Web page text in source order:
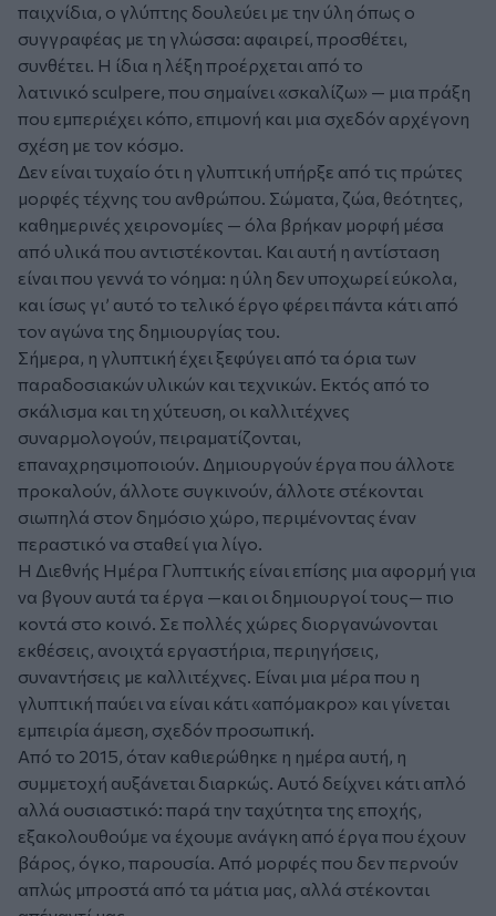
παιχνίδια, ο γλύπτης δουλεύει με την ύλη όπως ο
συγγραφέας με τη γλώσσα: αφαιρεί, προσθέτει,
συνθέτει. Η ίδια η λέξη προέρχεται από το
λατινικό sculpere, που σημαίνει «σκαλίζω» — μια πράξη
που εμπεριέχει κόπο, επιμονή και μια σχεδόν αρχέγονη
σχέση με τον κόσμο.
Δεν είναι τυχαίο ότι η γλυπτική υπήρξε από τις πρώτες
μορφές τέχνης του ανθρώπου. Σώματα, ζώα, θεότητες,
καθημερινές χειρονομίες — όλα βρήκαν μορφή μέσα
από υλικά που αντιστέκονται. Και αυτή η αντίσταση
είναι που γεννά το νόημα: η ύλη δεν υποχωρεί εύκολα,
και ίσως γι’ αυτό το τελικό έργο φέρει πάντα κάτι από
τον αγώνα της δημιουργίας του.
Σήμερα, η γλυπτική έχει ξεφύγει από τα όρια των
παραδοσιακών υλικών και τεχνικών. Εκτός από το
σκάλισμα και τη χύτευση, οι καλλιτέχνες
συναρμολογούν, πειραματίζονται,
επαναχρησιμοποιούν. Δημιουργούν έργα που άλλοτε
προκαλούν, άλλοτε συγκινούν, άλλοτε στέκονται
σιωπηλά στον δημόσιο χώρο, περιμένοντας έναν
περαστικό να σταθεί για λίγο.
Η Διεθνής Ημέρα Γλυπτικής είναι επίσης μια αφορμή για
να βγουν αυτά τα έργα —και οι δημιουργοί τους— πιο
κοντά στο κοινό. Σε πολλές χώρες διοργανώνονται
εκθέσεις, ανοιχτά εργαστήρια, περιηγήσεις,
συναντήσεις με καλλιτέχνες. Είναι μια μέρα που η
γλυπτική παύει να είναι κάτι «απόμακρο» και γίνεται
εμπειρία άμεση, σχεδόν προσωπική.
Από το 2015, όταν καθιερώθηκε η ημέρα αυτή, η
συμμετοχή αυξάνεται διαρκώς. Αυτό δείχνει κάτι απλό
αλλά ουσιαστικό: παρά την ταχύτητα της εποχής,
εξακολουθούμε να έχουμε ανάγκη από έργα που έχουν
βάρος, όγκο, παρουσία. Από μορφές που δεν περνούν
απλώς μπροστά από τα μάτια μας, αλλά στέκονται